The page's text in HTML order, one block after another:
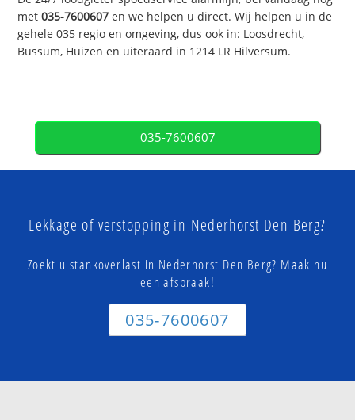
met035-7600607 en we helpen u direct. Wij helpen u in de
gehele 035 regio en omgeving, dus ook in: Loosdrecht,
Bussum, Huizen en uiteraard in 1214 LR Hilversum.
035-7600607
Lekkage of verstopping in Nederhorst Den Berg?
Zoekt u stankoverlast in Nederhorst Den Berg? Maak nu
een afspraak!
035-7600607